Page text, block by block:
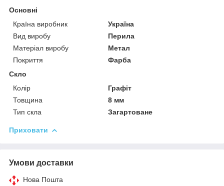
Основні
Країна виробник
Україна
Вид виробу
Перила
Матеріал виробу
Метал
Покриття
Фарба
Скло
Колір
Графіт
Товщина
8 мм
Тип скла
Загартоване
Приховати
Умови доставки
Нова Пошта